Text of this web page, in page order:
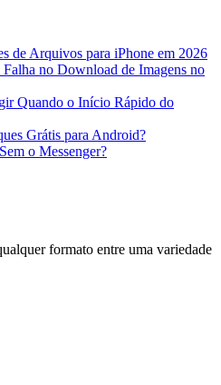
de Arquivos para iPhone em 2026
no Download de Imagens no
Quando o Início Rápido do
Grátis para Android?
o Messenger?
formato entre uma variedade